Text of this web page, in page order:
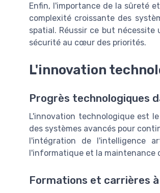
Enfin, l'importance de la sûreté
complexité croissante des
spatial. Réussir ce but
sécurité au cœur des priorités.
L'innovation
Progrès technologiques
L'innovation technologique est
des systèmes avancés pour
l'intégration de l'intelligence
l'informatique et la maintenance
Formations et carrières